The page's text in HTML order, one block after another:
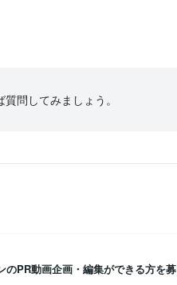
問してみましょう。
のPR動画企画・編集ができる方を募